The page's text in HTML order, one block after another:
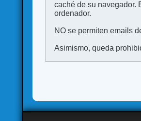
caché de su navegador.
ordenador.
NO se permiten emails
Asimismo, queda